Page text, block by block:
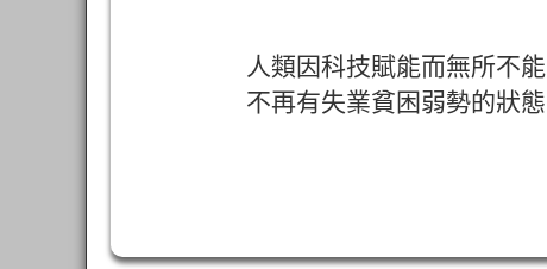
人類因科技賦能而無所不能
不再有失業貧困弱勢的狀態